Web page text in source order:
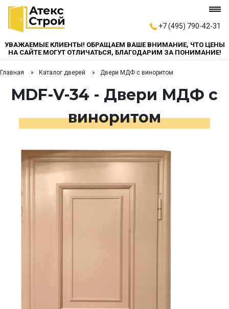
+7 (495) 790-42-31
УВАЖАЕМЫЕ КЛИЕНТЫ! ОБРАЩАЕМ ВАШЕ ВНИМАНИЕ, ЧТО ЦЕНЫ
НА САЙТЕ МОГУТ ОТЛИЧАТЬСЯ, БЛАГОДАРИМ ЗА ПОНИМАНИЕ!
Главная Каталог дверей Двери МДФ с виноритом
MDF-V-34 - Двери МДФ с
виноритом